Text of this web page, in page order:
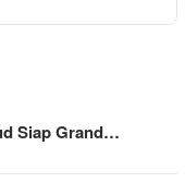
Siap Grand…